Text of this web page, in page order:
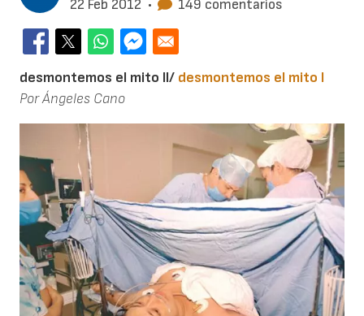
22 Feb 2012 • 149 comentarios
desmontemos el mito II/ desmontemos el mito I
Por Ángeles Cano